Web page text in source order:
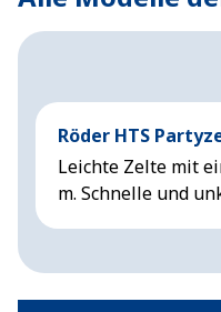
Röder HTS
Leichte Zelte mit
m. Schnelle und